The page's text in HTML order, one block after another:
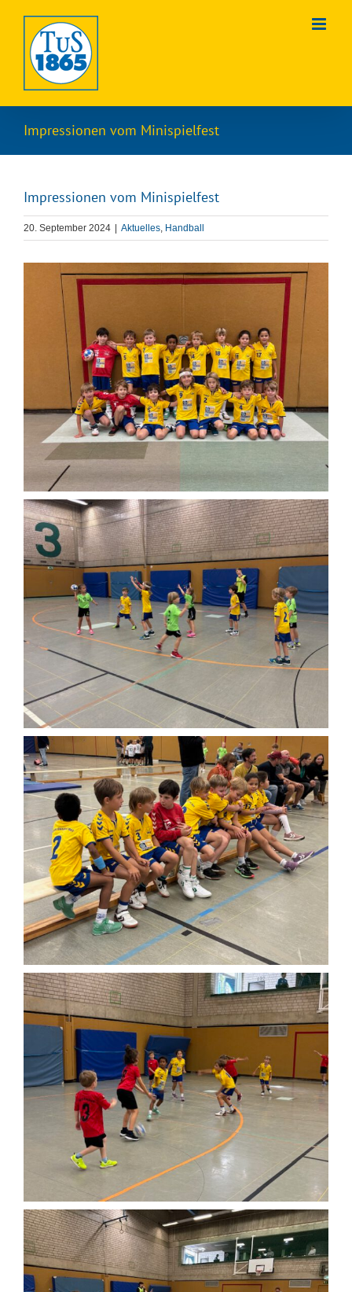
springen
Impressionen vom Minispielfest
Impressionen vom Minispielfest
20. September 2024 Aktuelles, Handball